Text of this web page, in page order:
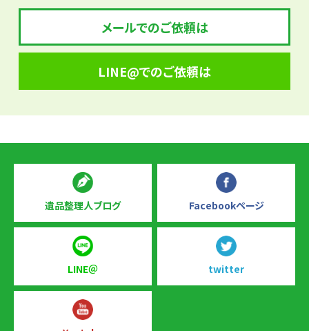
メールでのご依頼は
LINE@でのご依頼は
遺品整理人ブログ Facebookページ
LINE＠ twitter